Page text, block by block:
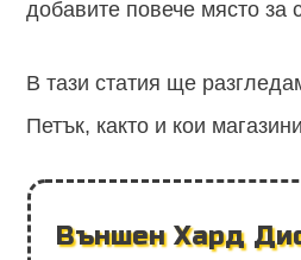
добавите повече място
В тази статия ще
Петък, както и кои
Външен Хард